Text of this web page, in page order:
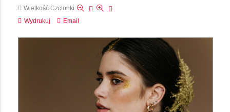
Wielkość Czcionki
Wydrukuj
Email